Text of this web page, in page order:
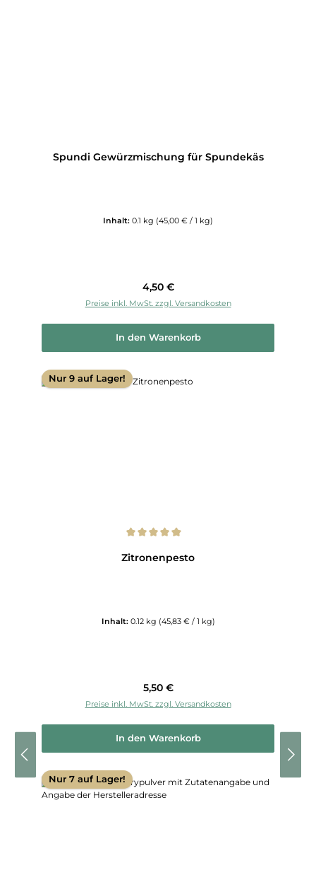
Spundi Gewürzmischung für Spundekäs
Inhalt: 0.1 kg (45,00 € / 1 kg)
Regulärer Preis:
4,50 €
Preise inkl. MwSt. zzgl. Versandkosten
In den Warenkorb
Nur 9 auf Lager!
Zitronenpesto
Inhalt: 0.12 kg (45,83 € / 1 kg)
Regulärer Preis:
5,50 €
Preise inkl. MwSt. zzgl. Versandkosten
In den Warenkorb
Nur 7 auf Lager!